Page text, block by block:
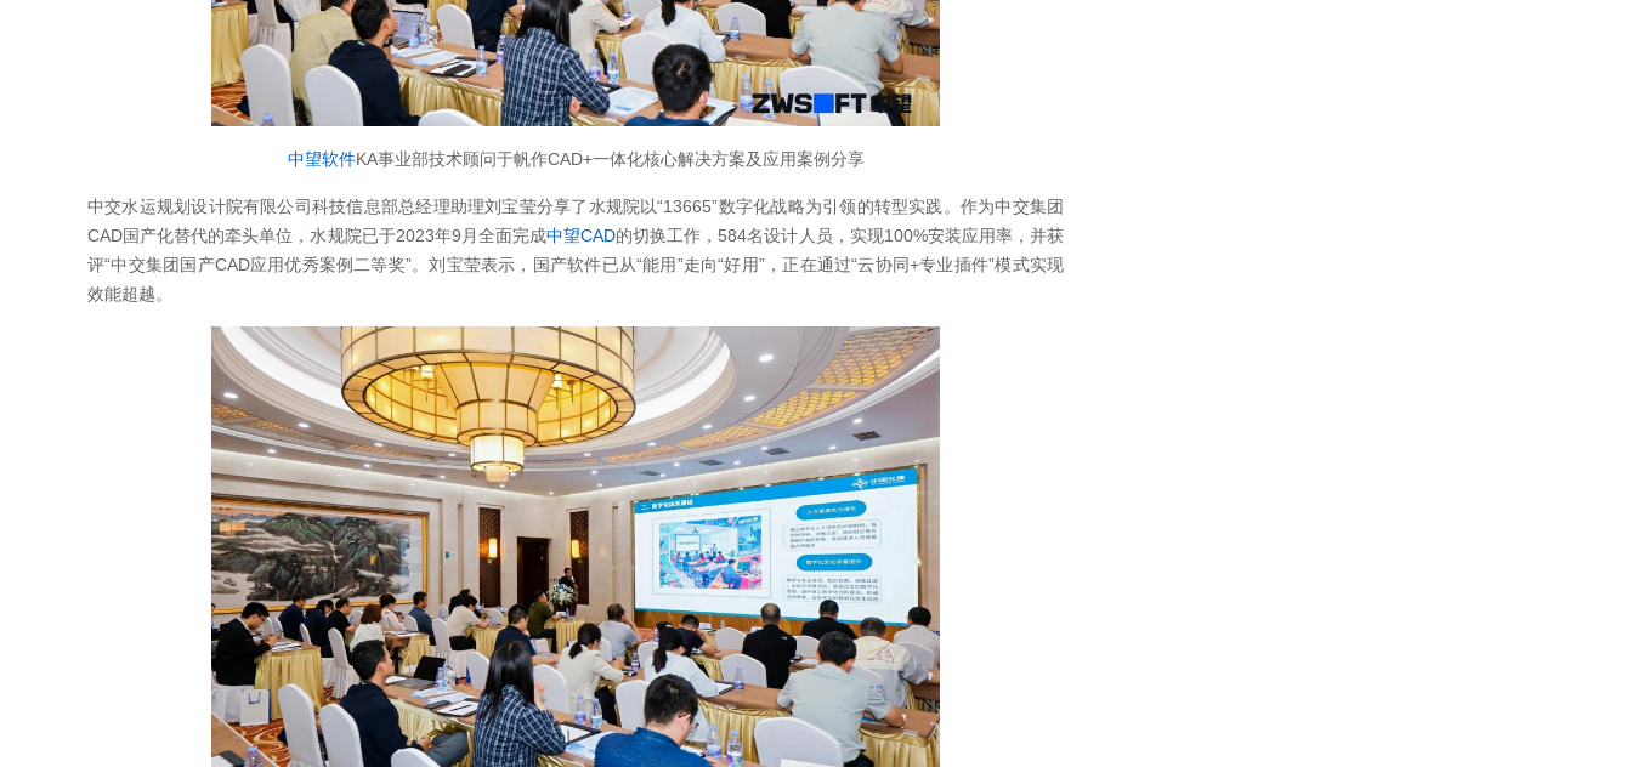
中望软件KA事业部技术顾问于帆作CAD+一体化核心解决方案及应用案例分享
中交水运规划设计院有限公司科技信息部总经理助理刘宝莹分享了水规院以“13665”数字化战略为引领的转型实践。作为中交集团
CAD国产化替代的牵头单位，水规院已于2023年9月全面完成中望CAD的切换工作，584名设计人员，实现100%安装应用率，并获
评“中交集团国产CAD应用优秀案例二等奖”。刘宝莹表示，国产软件已从“能用”走向“好用”，正在通过“云协同+专业插件”模式实现
效能超越。